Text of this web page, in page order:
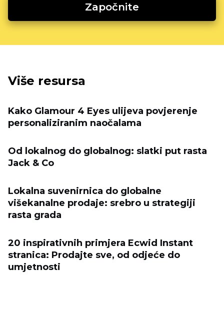
Započnite
Više resursa
Kako Glamour 4 Eyes ulijeva povjerenje
personaliziranim naočalama
Od lokalnog do globalnog: slatki put rasta
Jack & Co
Lokalna suvenirnica do globalne
višekanalne prodaje: srebro u strategiji
rasta grada
20 inspirativnih primjera Ecwid Instant
stranica: Prodajte sve, od odjeće do
umjetnosti